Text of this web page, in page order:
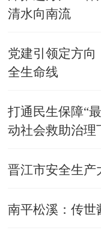
清水向南流
党建引领定方向
全生命线
打通民生保障“
动社会救助治理
晋江市安全生产
南平松溪：传世